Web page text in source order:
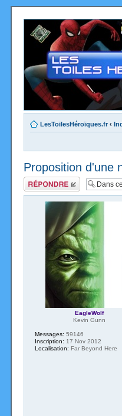
LesToilesHéroïques.fr ‹
Proposition d'une
Répondre
EagleWolf
Kevin Gunn
Messages: 59146
Inscription: 17 Nov 2012
Localisation: Far Beyond Here